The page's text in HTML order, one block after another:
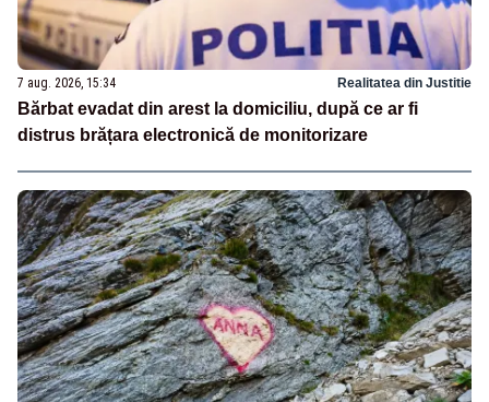
7 aug. 2026, 15:34 Realitatea din Justitie
Bărbat evadat din arest la domiciliu, după ce ar fi
distrus brățara electronică de monitorizare